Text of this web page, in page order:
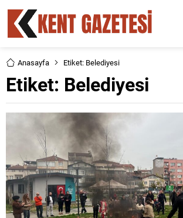
Anasayfa Etiket: Belediyesi
Etiket: Belediyesi